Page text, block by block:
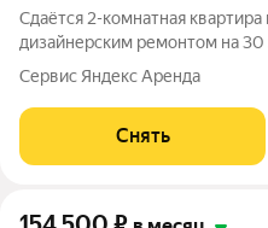
Сдаётся 2-комнатная
дизайнерским ремонтом на
срок от 11 месяцев. Из техники есть: Телевизор
Стиральная машина Холодильник Посудомоечная машина
Кондиционер Микроволновка
Сервис Яндекс Аренда
Снять